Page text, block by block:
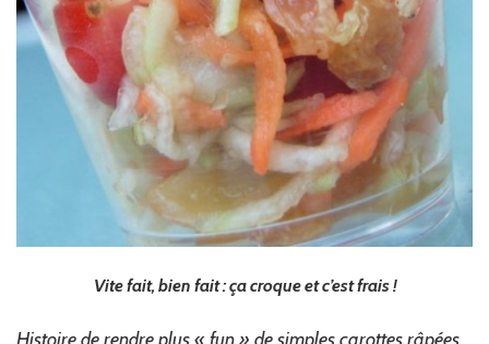
Vite fait, bien fait : ça croque et c’est frais !
Histoire de rendre plus « fun » de simples carottes râpées,